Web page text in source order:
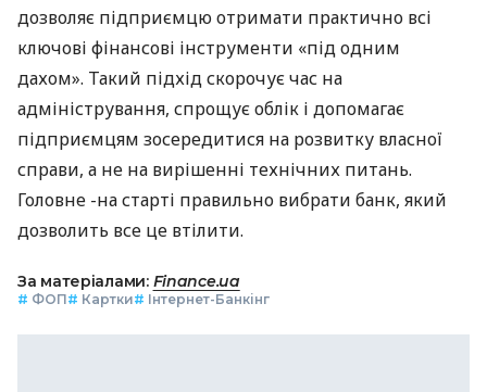
дозволяє підприємцю отримати практично всі
ключові фінансові інструменти «під одним
дахом». Такий підхід скорочує час на
адміністрування, спрощує облік і допомагає
підприємцям зосередитися на розвитку власної
справи, а не на вирішенні технічних питань.
Головне -на старті правильно вибрати банк, який
дозволить все це втілити.
За матеріалами: Finance.ua
# ФОП# Картки# Інтернет-Банкінг